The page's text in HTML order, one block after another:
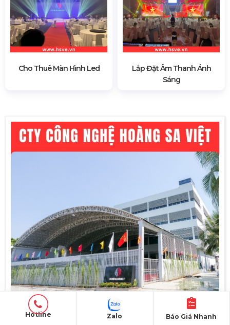
Cho Thuê Màn Hình Led
Lắp Đặt Âm Thanh Ánh
Sáng
Hotline Báo Giá Nhanh
Zalo